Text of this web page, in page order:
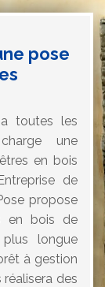
pose
toutes les
une
en bois
de
propose
en bois de
longue
à gestion
des